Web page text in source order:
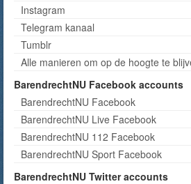
Instagram
Telegram kanaal
Tumblr
Alle manieren om op de hoogte te
BarendrechtNU Facebook accounts
BarendrechtNU Facebook
BarendrechtNU Live Facebook
BarendrechtNU 112 Facebook
BarendrechtNU Sport Facebook
BarendrechtNU Twitter accounts